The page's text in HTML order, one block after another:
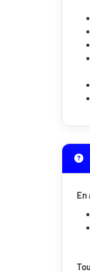
En